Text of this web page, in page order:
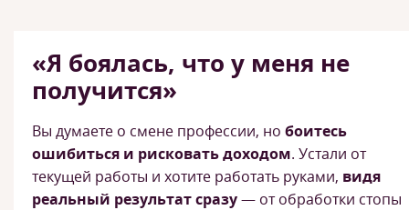
«Я боялась, что у меня не
получится»
Вы думаете о смене профессии, но боитесь
ошибиться и рисковать доходом. Устали от
текущей работы и хотите работать руками, видя
реальный результат сразу— от обработки стопы